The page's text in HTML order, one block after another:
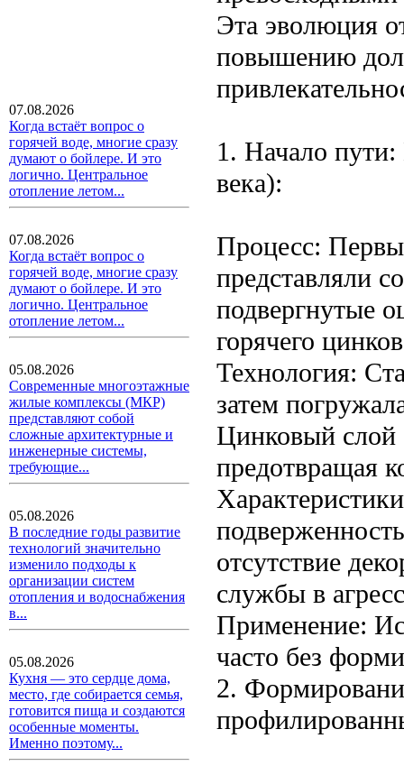
07.08.2026
Когда встаёт вопрос о
горячей воде, многие сразу
думают о бойлере. И это
логично. Центральное
отопление летом...
07.08.2026
Когда встаёт вопрос о
горячей воде, многие сразу
думают о бойлере. И это
логично. Центральное
отопление летом...
05.08.2026
Современные многоэтажные
жилые комплексы (МКР)
представляют собой
сложные архитектурные и
инженерные системы,
требующие...
05.08.2026
В последние годы развитие
технологий значительно
изменило подходы к
организации систем
отопления и водоснабжения
в...
05.08.2026
Кухня — это сердце дома,
место, где собирается семья,
готовится пища и создаются
особенные моменты.
Именно поэтому...
Эта эволюция
повышению
1. Начало
века):
Процесс:
представляли
подвергнутые
горячего
Технология:
затем
Цинковый слой
предотвращая
отсутствие
службы в
Применение:
часто без
2.